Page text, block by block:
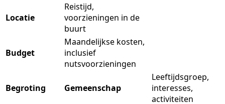
Locatie
Reistijd,
voorzieningen in de
buurt
Budget
Maandelijkse kosten,
inclusief
nutsvoorzieningen
Begroting Gemeenschap
Leeftijdsgroep,
interesses,
activiteiten